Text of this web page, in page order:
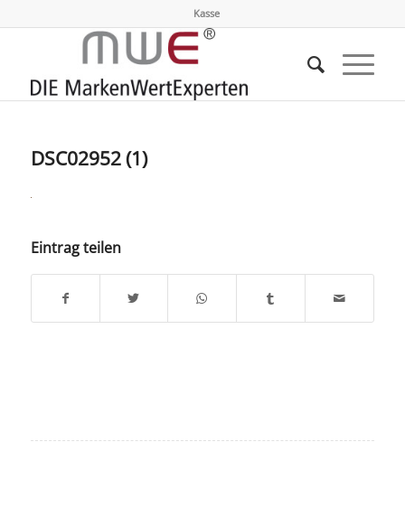
Kasse
DSC02952 (1)
Eintrag teilen